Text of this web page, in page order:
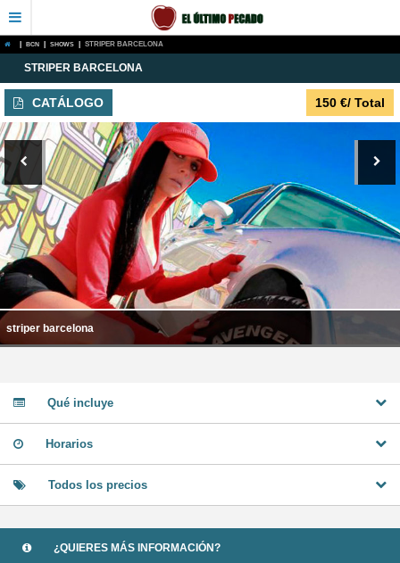
BCN SHOWS STRIPER BARCELONA
STRIPER BARCELONA
150 €/ Total
CATÁLOGO
striper barcelona
Qué incluye
Horarios
Todos los precios
¿QUIERES MÁS INFORMACIÓN?